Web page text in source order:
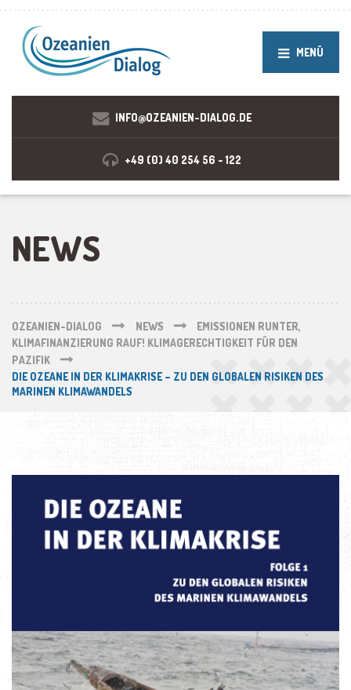
MENÜ
INFO@OZEANIEN-DIALOG.DE
+49 (0) 40 254 56 - 122
NEWS
OZEANIEN-DIALOG NEWS
EMISSIONEN RUNTER,
KLIMAFINANZIERUNG RAUF! KLIMAGERECHTIGKEIT FÜR DEN
PAZIFIK
DIE OZEANE IN DER KLIMAKRISE – ZU DEN GLOBALEN RISIKEN DES
MARINEN KLIMAWANDELS